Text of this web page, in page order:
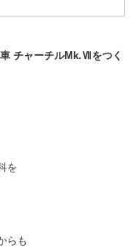
チャーチルMk.Ⅶをつく
を
らも